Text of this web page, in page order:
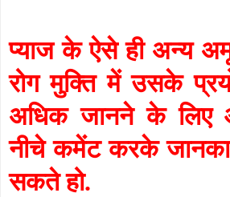
प्याज के ऐसे ही अन्य
रोग मुक्ति में उसके
अधिक जानने के लिए
नीचे कमेंट करके
सकते हो.